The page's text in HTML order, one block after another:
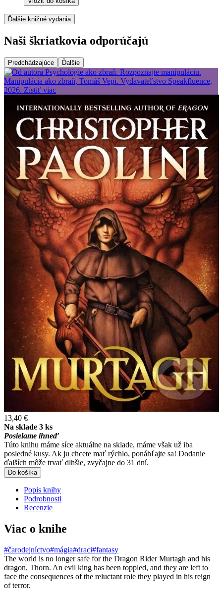
Ďalšie knižné vydania
Naši škriatkovia odporúčajú
Predchádzajúce Ďalšie
13,40 €
Na sklade 3 ks
Posielame ihneď
Túto knihu máme síce aktuálne na sklade, máme však už iba
posledné kusy. Ak ju chcete mať rýchlo, ponáhľajte sa! Dodanie
ďalších môže trvať dlhšie, zvyčajne do 31 dní.
Do košíka
Popis knihy
Podrobnosti
Recenzie
Viac o knihe
#čarodejníctvo#mágia#draci#fantasy
The world is no longer safe for the Dragon Rider Murtagh and his
dragon, Thorn. An evil king has been toppled, and they are left to
face the consequences of the reluctant role they played in his reign
of terror.